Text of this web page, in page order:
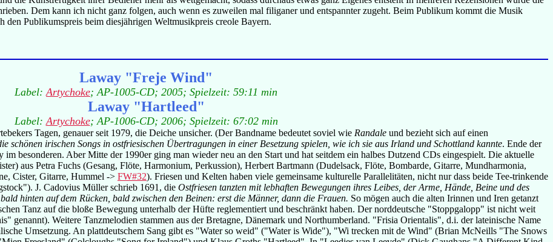
Dem kann ich nicht ganz folgen, auch wenn es zuweilen mal filiganer und entspannter zugeht. Beim Publikum kommt die Musik
Publikumspreis beim diesjährigen Weltmusikpreis creole Bayern.
Laway "Freje Wind"
Label:Artychoke; AP-1005-CD; 2005; Spielzeit: 59:11 min
Laway "Hartleed"
Label:Artychoke; AP-1006-CD; 2006; Spielzeit: 67:02 min
Tagen, genauer seit 1979, die Deiche unsicher. (Der Bandname bedeutet soviel wie Randale und bezieht sich auf einen
schönen irischen Songs in ostfriesischen Übertragungen in einer Besetzung spielen, wie ich sie aus Irland und Schottland kannte. Ende der
besonderen. Aber Mitte der 1990er ging man wieder neu an den Start und hat seitdem ein halbes Dutzend CDs eingespielt. Die aktuelle
aus Petra Fuchs (Gesang, Flöte, Harmonium, Perkussion), Herbert Bartmann (Dudelsack, Flöte, Bombarde, Gitarre, Mundharmonia,
Cister, Gitarre, Hummel -> FW#32). Friesen und Kelten haben viele gemeinsame kulturelle Parallelitäten, nicht nur dass beide Tee-trinkende
J. Cadovius Müller schrieb 1691, die Ostfriesen tanzten mit lebhaften Bewegungen ihres Leibes, der Arme, Hände, Beine und des
hinten auf dem Rücken, bald zwischen den Beinen: erst die Männer, dann die Frauen. So mögen auch die alten Irinnen und Iren getanzt
Tanz auf die bloße Bewegung unterhalb der Hüfte reglementiert und beschränkt haben. Der norddeutsche "Stoppgalopp" ist nicht weit
genannt). Weitere Tanzmelodien stammen aus der Bretagne, Dänemark und Northumberland. "Frisia Orientalis", d.i. der lateinische Name
Umsetzung. An plattdeutschem Sang gibt es "Water so weid" ("Water is Wide"), "Wi trecken mit de Wind" (Brian McNeills "The Snows